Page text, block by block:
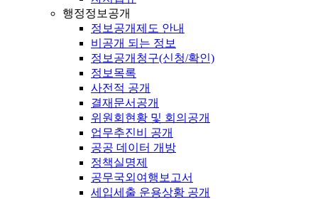
행정정보공개
정보공개제도 안내
비공개 되는 정보
정보공개청구(신청/확인)
정보목록
사전적 공개
결재문서공개
위원회현황 및 회의공개
업무추진비 공개
공공 데이터 개방
정책실명제
공무국외여행보고서
세입세출 운용상황 공개